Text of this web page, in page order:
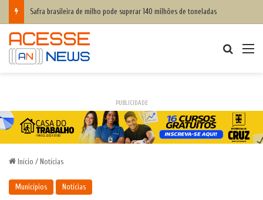
Safra brasileira de milho pode superar 140 milhões de toneladas
PUBLICIDADE
Início / Notícias
Municípios Notícias